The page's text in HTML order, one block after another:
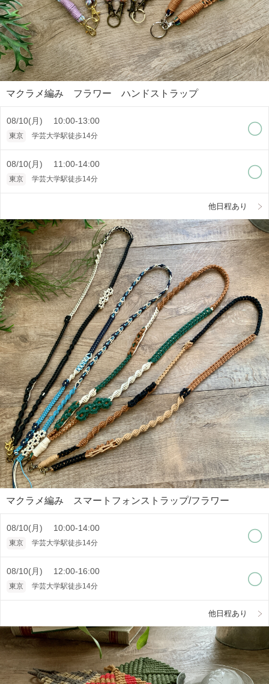
マクラメ編み フラワー ハンドストラップ
08/10(月) 10:00-13:00
東京 学芸大学駅徒歩14分
08/10(月) 11:00-14:00
東京 学芸大学駅徒歩14分
他日程あり
マクラメ編み スマートフォンストラップ/フラワー
08/10(月) 10:00-14:00
東京 学芸大学駅徒歩14分
08/10(月) 12:00-16:00
東京 学芸大学駅徒歩14分
他日程あり